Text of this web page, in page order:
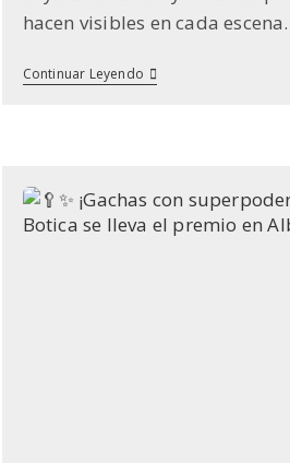
hacen visibles en cada
Continuar LeyendoEl
Belén
Arte,
Tradición
Y